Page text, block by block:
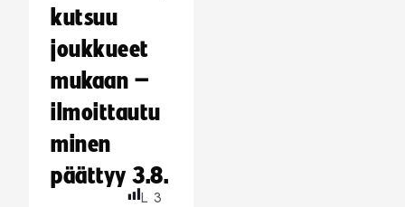
kutsuu
joukkueet
mukaan –
ilmoittautu
minen
päättyy 3.8.
L 3